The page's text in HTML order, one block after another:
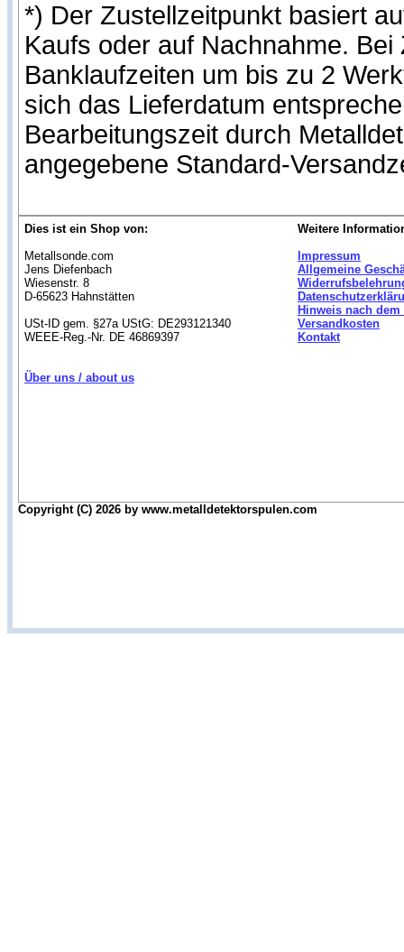
*) Der Zustellzeitpunkt basiert
Kaufs oder auf Nachnahme.
Banklaufzeiten um bis zu 2
sich das Lieferdatum
Bearbeitungszeit durch
angegebene Standard-
Dies ist ein Shop von:
Metallsonde.com
Jens Diefenbach
Wiesenstr. 8
D-65623 Hahnstätten
USt-ID gem. §27a UStG: DE293121340
WEEE-Reg.-Nr. DE 46869397
Über uns / about us
Weitere
Impressum
Allgemeine
Hinweis nach
Versandkosten
Kontakt
Copyright (C) 2026 by www.metalldetektorspulen.com